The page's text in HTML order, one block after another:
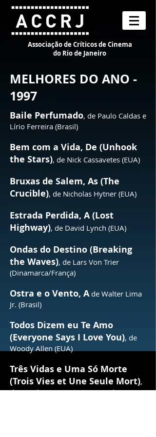
Associação de Críticos de Cinema
do Rio de Janeiro
MELHORES DO ANO -
1997
Baile Perfumado, de Paulo Caldas e
Lírio Ferreira (Brasil)
Bem com a Vida, De (Unhook
the Stars), de Nick Cassavetes (EUA)
Bruxas de Salem, As (The
Crucible), de Nicholas Hytner (EUA)
Estrada Perdida, A (Lost
Highway), de David Lynch (EUA)
Ondas do Destino (Breaking
the Waves), de Lars Von Trier
(Dinamarca/França)
Ostra e o Vento, Ade Walter Lima
Jr. (Brasil)
Todos Dizem eu Te Amo
(Everyone Says I Love You), de
Woody Allen (EUA)
Três Vidas e Uma Só Morte
(Trois Vies et Une Seule Mort),
de Raoul Ruiz (França /Portugal)